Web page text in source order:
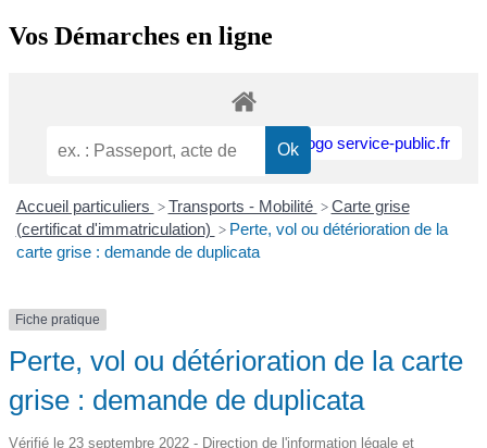
Vos Démarches en ligne
Accueil particuliers > Transports - Mobilité > Carte grise
(certificat d'immatriculation) > Perte, vol ou détérioration de la
carte grise : demande de duplicata
Fiche pratique
Perte, vol ou détérioration de la carte
grise : demande de duplicata
Vérifié le 23 septembre 2022 - Direction de l'information légale et